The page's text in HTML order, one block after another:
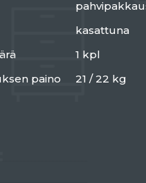
kasattuna
1 kpl
paino
21 / 22 kg